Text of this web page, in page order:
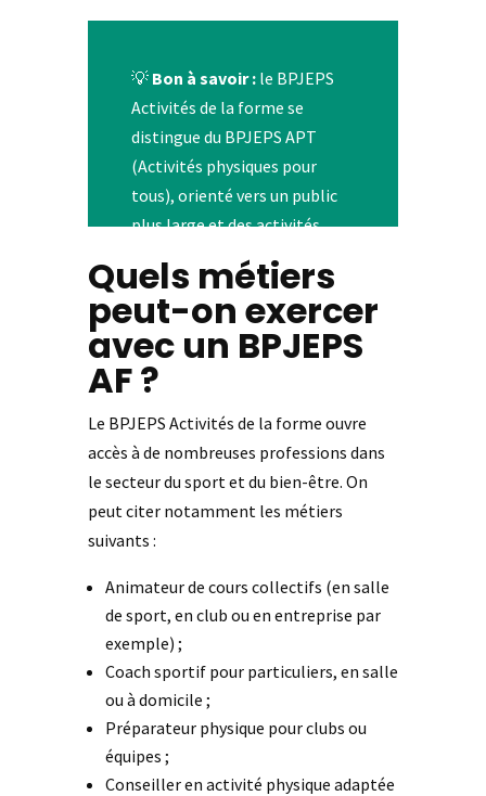
💡 Bon à savoir :le BPJEPS
Activités de la forme se
distingue du BPJEPS APT
(Activités physiques pour
tous), orienté vers un public
plus large et des activités
forme.
Quels métiers
peut-on exercer
avec un BPJEPS
AF ?
Le BPJEPS Activités de la forme ouvre
accès à de nombreuses professions dans
le secteur du sport et du bien-être. On
peut citer notamment les métiers
suivants :
Animateur de cours collectifs (en salle
de sport, en club ou en entreprise par
exemple) ;
Coach sportif pour particuliers, en salle
ou à domicile ;
Préparateur physique pour clubs ou
équipes ;
Conseiller en activité physique adaptée